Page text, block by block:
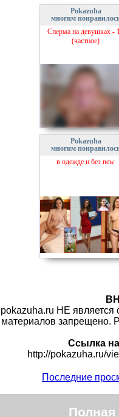
Pokazuha
многим
Сперма на девушках -
(частное)
Pokazuha
многим
в одежде и без new
pokazuha.ru НЕ является
материалов запрещено.
Ссылка
http://pokazuha.ru/
Последние
Полная